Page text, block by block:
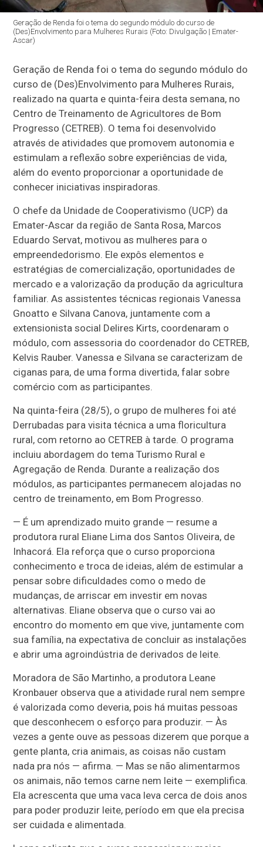
Geração de Renda foi o tema do segundo módulo do curso de
(Des)Envolvimento para Mulheres Rurais (Foto: Divulgação | Emater-
Ascar)
Geração de Renda foi o tema do segundo módulo do
curso de (Des)Envolvimento para Mulheres Rurais,
realizado na quarta e quinta-feira desta semana, no
Centro de Treinamento de Agricultores de Bom
Progresso (CETREB). O tema foi desenvolvido
através de atividades que promovem autonomia e
estimulam a reflexão sobre experiências de vida,
além do evento proporcionar a oportunidade de
conhecer iniciativas inspiradoras.
O chefe da Unidade de Cooperativismo (UCP) da
Emater-Ascar da região de Santa Rosa, Marcos
Eduardo Servat, motivou as mulheres para o
empreendedorismo. Ele expôs elementos e
estratégias de comercialização, oportunidades de
mercado e a valorização da produção da agricultura
familiar. As assistentes técnicas regionais Vanessa
Gnoatto e Silvana Canova, juntamente com a
extensionista social Delires Kirts, coordenaram o
módulo, com assessoria do coordenador do CETREB,
Kelvis Rauber. Vanessa e Silvana se caracterizam de
ciganas para, de uma forma divertida, falar sobre
comércio com as participantes.
Na quinta-feira (28/5), o grupo de mulheres foi até
Derrubadas para visita técnica a uma floricultura
rural, com retorno ao CETREB à tarde. O programa
incluiu abordagem do tema Turismo Rural e
Agregação de Renda. Durante a realização dos
módulos, as participantes permanecem alojadas no
centro de treinamento, em Bom Progresso.
— É um aprendizado muito grande — resume a
produtora rural Eliane Lima dos Santos Oliveira, de
Inhacorá. Ela reforça que o curso proporciona
conhecimento e troca de ideias, além de estimular a
pensar sobre dificuldades como o medo de
mudanças, de arriscar em investir em novas
alternativas. Eliane observa que o curso vai ao
encontro do momento em que vive, juntamente com
sua família, na expectativa de concluir as instalações
e abrir uma agroindústria de derivados de leite.
Moradora de São Martinho, a produtora Leane
Kronbauer observa que a atividade rural nem sempre
é valorizada como deveria, pois há muitas pessoas
que desconhecem o esforço para produzir. — Às
vezes a gente ouve as pessoas dizerem que porque a
gente planta, cria animais, as coisas não custam
nada pra nós — afirma. — Mas se não alimentarmos
os animais, não temos carne nem leite — exemplifica.
Ela acrescenta que uma vaca leva cerca de dois anos
para poder produzir leite, período em que ela precisa
ser cuidada e alimentada.